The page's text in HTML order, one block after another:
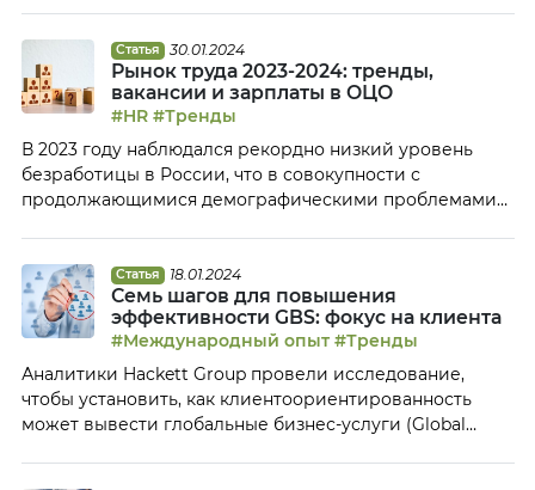
Денис Лебедев. – Как менялись стратегические задачи
Сервисного центра FESCO по мере его становления и
развития? – Сравнивать текущую […]
Статья 30.01.2024
Рынок труда 2023-2024: тренды,
вакансии и зарплаты в ОЦО
#HR #Тренды
В 2023 году наблюдался рекордно низкий уровень
безработицы в России, что в совокупности с
продолжающимися демографическими проблемами
больше всего вакансий ОЦО, каких специалистов
ищут чаще других и что может сделать ОЦО, если
уровень предлагаемых зарплат сотрудникам ниже
среднерыночного, – на эти и другие вопросы […]
Статья 18.01.2024
Семь шагов для повышения
эффективности GBS: фокус на клиента
#Международный опыт #Тренды
Аналитики Hackett Group провели исследование,
чтобы установить, как клиентоориентированность
может вывести глобальные бизнес-услуги (Global